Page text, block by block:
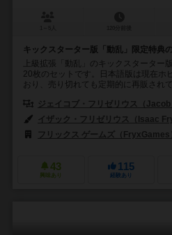
キックスターター版「動乱」限定特典
上級拡張「動乱」のキックスターター
20枚のセットです。日本語版は現在ホ
おり、売り切れても定期的に再販され
ジェイコブ・フリゼリウス（Jacob
イザック・フリゼリウス（Isaac
フリックス ゲームズ（FryxGames
43
興味あり
115
経験あり